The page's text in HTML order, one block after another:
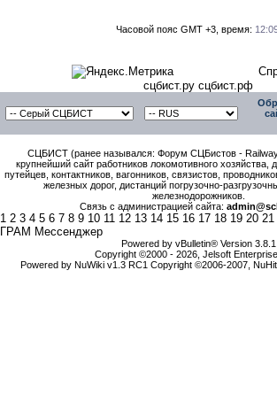
Часовой пояс GMT +3, время:
сцбист.ру сцбист.рф
СЦБИСТ (ранее назывался: Форум СЦБистов -
крупнейший сайт работников локомотивного хозяйства,
путейцев, контактников, вагонников, связистов,
железных дорог, дистанций погрузочно-
железнодорожников.
Связь с администрацией сайта:
1 2 3 4 5 6 7 8 9 10 11 12 13 14 15 16 17 18 19 20 21
ГРАМ Мессенджер
Powered by vBulletin® Version 3.8.1
Copyright ©2000 - 2026, Jelsoft
Powered by NuWiki v1.3 RC1 Copyright ©2006-2007,